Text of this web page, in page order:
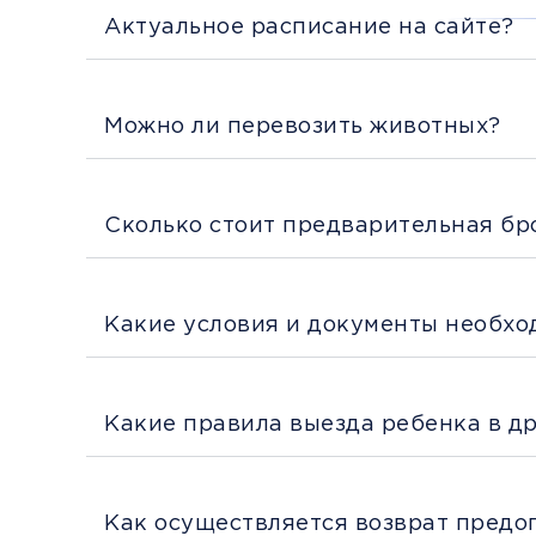
Актуальное расписание на сайте?
Можно ли перевозить животных?
Сколько стоит предварительная
Какие условия и документы
Какие правила выезда ребенка в
Как осуществляется возврат